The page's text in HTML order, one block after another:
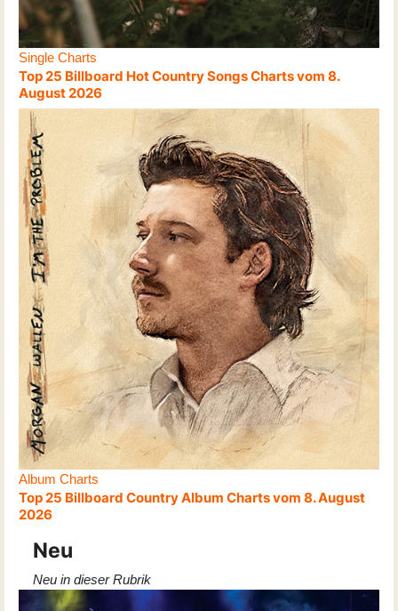
Single Charts
Top 25 Billboard Hot Country Songs Charts vom 8.
August 2026
Album Charts
Top 25 Billboard Country Album Charts vom 8. August
2026
Neu
Neu in dieser Rubrik